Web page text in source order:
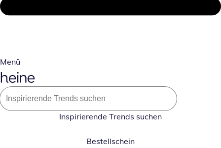
Menü
Inspirierende Trends suchen
Bestellschein